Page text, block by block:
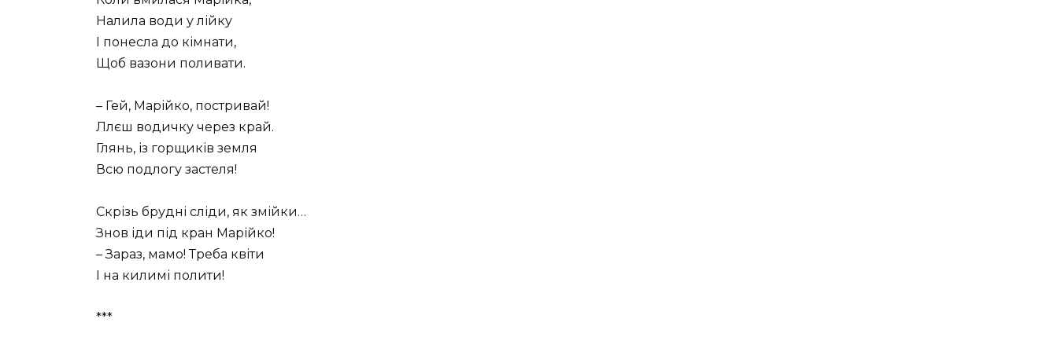
Налила води у лійку
І понесла до кімнати,
Щоб вазони поливати.
– Гей, Марійко, постривай!
Ллєш водичку через край.
Глянь, із горщиків земля
Всю подлогу застеля!
Скрізь брудні сліди, як змійки…
Знов іди під кран Марійко!
– Зараз, мамо! Треба квіти
І на килимі полити!
***